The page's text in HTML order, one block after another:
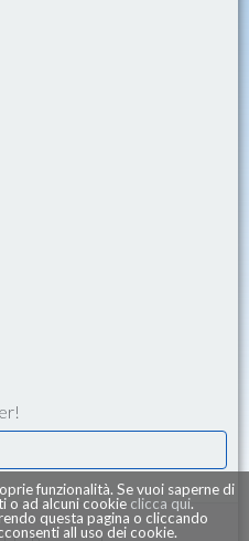
funzionalità. Se vuoi saperne di
o ad alcuni cookie clicca qui.
questa pagina o cliccando
all uso dei cookie.